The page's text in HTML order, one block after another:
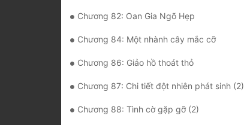
Chương 82: Oan Gia Ngõ Hẹp
Chương 84: Một nhành cây mắc cỡ
Chương 86: Giảo hồ thoát thỏ
Chương 87: Chi tiết đột nhiên phát sinh (2)
Chương 88: Tình cờ gặp gỡ (2)